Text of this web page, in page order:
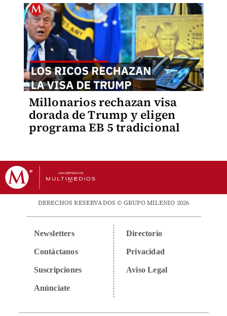
Millonarios rechazan visa
dorada de Trump y eligen
programa EB 5 tradicional
DERECHOS RESERVADOS © GRUPO MILENIO 2026
Newsletters
Contáctanos
Suscripciones
Anúnciate
Directorio
Privacidad
Aviso Legal